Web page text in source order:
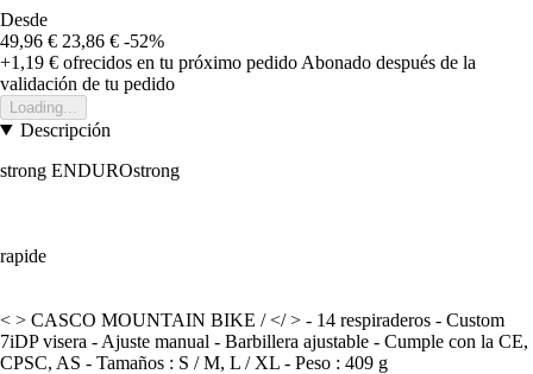
Desde
49,96 € 23,86 € -52%
+1,19 € ofrecidos en tu próximo pedido Abonado después de la
validación de tu pedido
Loading...
Descripción
strong ENDUROstrong
rapide
< > CASCO MOUNTAIN BIKE / </ > - 14 respiraderos - Custom
7iDP visera - Ajuste manual - Barbillera ajustable - Cumple con la CE,
CPSC, AS - Tamaños : S / M, L / XL - Peso : 409 g